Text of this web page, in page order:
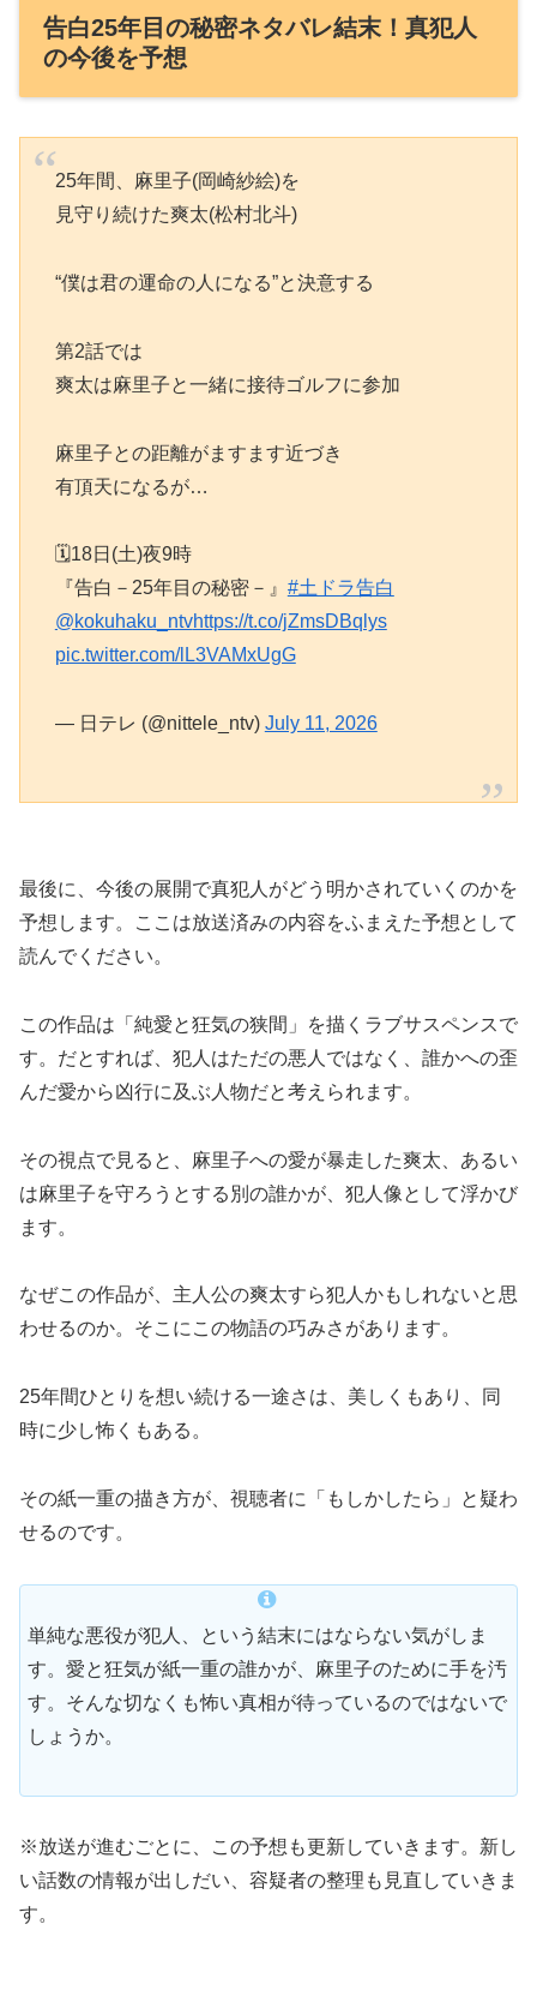
告白25年目の秘密ネタバレ結末！真犯人
の今後を予想
25年間、麻里子(岡崎紗絵)を
見守り続けた爽太(松村北斗)
“僕は君の運命の人になる”と決意する
第2話では
爽太は麻里子と一緒に接待ゴルフに参加
麻里子との距離がますます近づき
有頂天になるが…
🗓️18日(土)夜9時
『告白－25年目の秘密－』 #土ドラ告白
@kokuhaku_ntvhttps://t.co/jZmsDBqlys
pic.twitter.com/lL3VAMxUgG
— 日テレ (@nittele_ntv) July 11, 2026
最後に、今後の展開で真犯人がどう明かされていくのかを
予想します。ここは放送済みの内容をふまえた予想として
読んでください。
この作品は「純愛と狂気の狭間」を描くラブサスペンスで
す。だとすれば、犯人はただの悪人ではなく、誰かへの歪
んだ愛から凶行に及ぶ人物だと考えられます。
その視点で見ると、麻里子への愛が暴走した爽太、あるい
は麻里子を守ろうとする別の誰かが、犯人像として浮かび
ます。
なぜこの作品が、主人公の爽太すら犯人かもしれないと思
わせるのか。そこにこの物語の巧みさがあります。
25年間ひとりを想い続ける一途さは、美しくもあり、同
時に少し怖くもある。
その紙一重の描き方が、視聴者に「もしかしたら」と疑わ
せるのです。
単純な悪役が犯人、という結末にはならない気がしま
す。愛と狂気が紙一重の誰かが、麻里子のために手を汚
す。そんな切なくも怖い真相が待っているのではないで
しょうか。
※放送が進むごとに、この予想も更新していきます。新し
い話数の情報が出しだい、容疑者の整理も見直していきま
す。